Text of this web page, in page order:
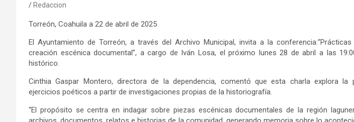
Redaccion
Torreón, Coahuila a 22 de abril de 2025
El Ayuntamiento de Torreón, a través del Archivo Municipal,invita a la conferencia:“
creación escénica documental”, a cargo de Iván Losa, el próximo lunes 28 deabril alas
histórico.
Cinthia Gaspar Montero, directora de la dependencia, comentó que esta charla explora la
ejercicios poéticos a partir de investigaciones propias de la historiografía.
“El propósito se centra en indagar sobre piezas escénicas documentales de la región